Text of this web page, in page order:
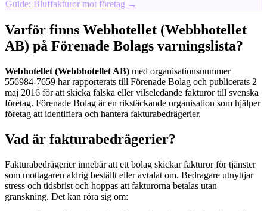
Guide: Bluffakturor mot företag →
Varför finns Webhotellet (Webbhotellet
AB) på Förenade Bolags varningslista?
Webhotellet (Webbhotellet AB) med organisationsnummer
556984-7659 har rapporterats till Förenade Bolag och publicerats 2
maj 2016 för att skicka falska eller vilseledande fakturor till svenska
företag. Förenade Bolag är en rikstäckande organisation som hjälper
företag att identifiera och hantera fakturabedrägerier.
Vad är fakturabedrägerier?
Fakturabedrägerier innebär att ett bolag skickar fakturor för tjänster
som mottagaren aldrig beställt eller avtalat om. Bedragare utnyttjar
stress och tidsbrist och hoppas att fakturorna betalas utan
granskning. Det kan röra sig om: